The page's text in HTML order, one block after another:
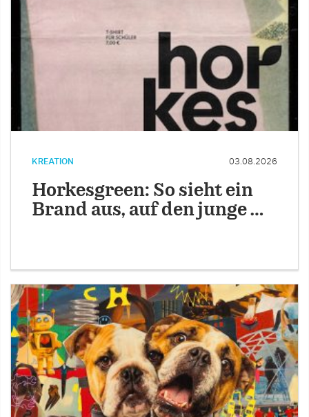
KREATION 03.08.2026
Horkesgreen: So sieht ein
Brand aus, auf den junge …